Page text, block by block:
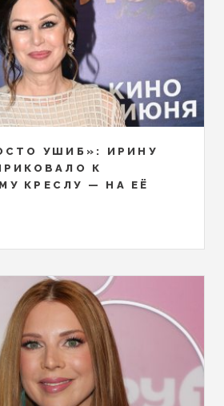
УШИБ»: ИРИНУ
К
КРЕСЛУ — НА ЕЁ